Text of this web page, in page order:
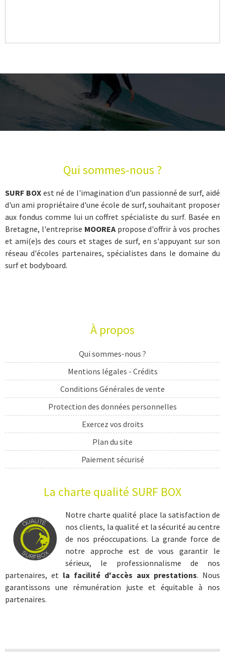
Qui sommes-nous ?
SURF BOXest né de l'imagination d'un passionné de surf, aidé
d'un ami propriétaire d'une école de surf, souhaitant proposer
aux fondus comme lui un coffret spécialiste du surf. Basée en
Bretagne, l'entreprise MOOREApropose d'offrir à vos proches
et ami(e)s des cours et stages de surf, en s'appuyant sur son
réseau d'écoles partenaires, spécialistes dans le domaine du
surf et bodyboard.
À propos
Qui sommes-nous ?
Mentions légales - Crédits
Conditions Générales de vente
Protection des données personnelles
Exercez vos droits
Plan du site
Paiement sécurisé
cadeau sport
cadeau surf
coffret sport
coffret sportif
cadeau sportif
coffret surf
La charte qualité SURF BOX
Notre charte qualité place la satisfaction de
nos clients, la qualité et la sécurité au centre
de nos préoccupations. La grande force de
notre approche est de vous garantir le
sérieux, le professionnalisme de nos
partenaires, et la facilité d'accès aux prestations. Nous
garantissons une rémunération juste et équitable à nos
partenaires.